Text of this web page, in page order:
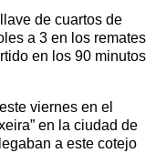
de cuartos de
a 3 en los remates
en los 90 minutos
viernes en el
en la ciudad de
a este cotejo